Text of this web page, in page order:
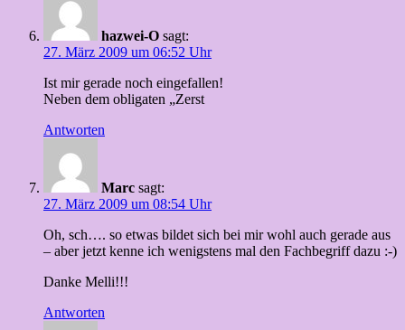
hazwei-O sagt:
27. März 2009 um 06:52 Uhr
Ist mir gerade noch eingefallen!
Neben dem obligaten „Zerst
Antworten
Marc sagt:
27. März 2009 um 08:54 Uhr
Oh, sch…. so etwas bildet sich bei mir wohl auch gerade aus
– aber jetzt kenne ich wenigstens mal den Fachbegriff dazu :-)
Danke Melli!!!
Antworten